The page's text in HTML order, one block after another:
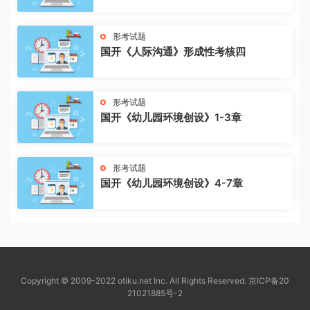
形考试题
国开《人际沟通》形成性考核四
形考试题
国开《幼儿园环境创设》1-3章
形考试题
国开《幼儿园环境创设》4-7章
Copyright © 2009-2022 otiku.net Inc. All Rights Reserved. 京ICP备20
21021885号-2